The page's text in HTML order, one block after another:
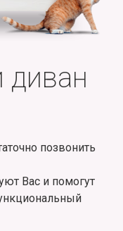
диван
позвонить
Вас и помогут